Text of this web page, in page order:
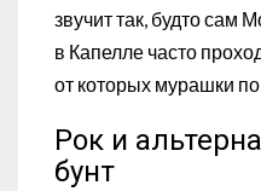
звучит так, будто сам
в Капелле часто
от которых мурашки
Рок и
бунт